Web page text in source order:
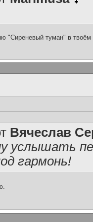
"Сиреневый туман" в твоём
Вячеслав
услышать
гармонь!